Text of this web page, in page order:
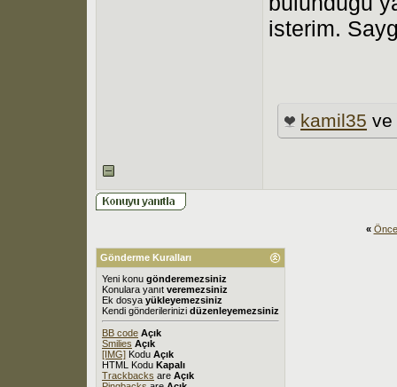
isterim.
kamil35 ve
«
Gönderme Kuralları
Yeni konu gönderemezsiniz
Konulara yanıt veremezsiniz
Ek dosya yükleyemezsiniz
Kendi gönderilerinizi düzenleyemezsiniz
BB code Açık
Smilies Açık
[IMG] Kodu Açık
HTML Kodu Kapalı
Trackbacks are Açık